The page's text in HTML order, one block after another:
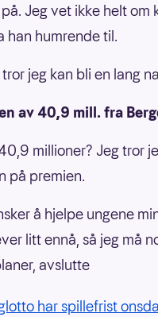
Jeg vet ikke helt
han humrende til.
jeg kan bli en lang
av 40,9 mill. fra
millioner? Jeg tror
på premien.
å hjelpe ungene
litt ennå, så jeg må
avslutte
har spillefrist